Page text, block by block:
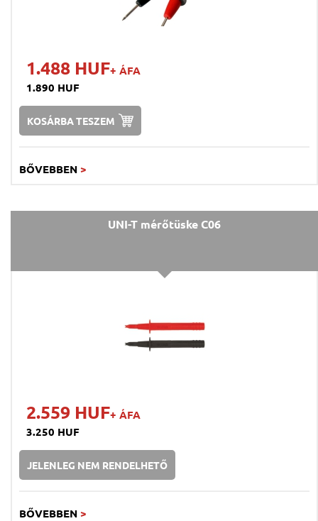
1.488 HUF+ ÁFA
1.890 HUF
KOSÁRBA TESZEM
BŐVEBBEN >
UNI-T mérőtüske C06
2.559 HUF+ ÁFA
3.250 HUF
JELENLEG NEM RENDELHETŐ
BŐVEBBEN >